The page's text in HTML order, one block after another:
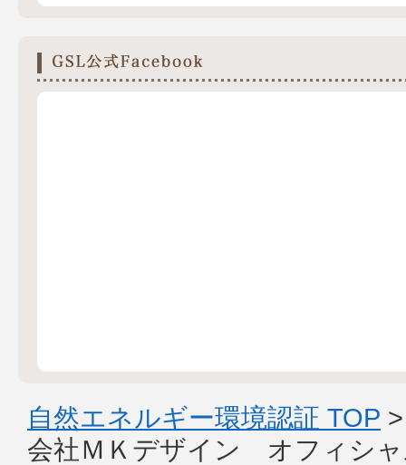
自然エネルギー環境認証 TOP
会社ＭＫデザイン オフィシ